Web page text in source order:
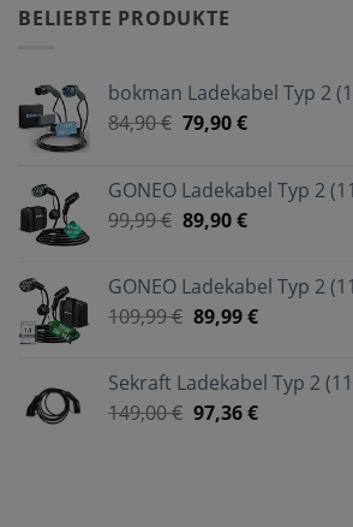
BELIEBTE PRODUKTE
bokman Ladekabel Typ 2
84,90€ 79,90€
GONEO Ladekabel Typ 2
99,99€ 89,90€
GONEO Ladekabel Typ 2
109,99€ 89,99€
Sekraft Ladekabel Typ 2
149,00€ 97,36€